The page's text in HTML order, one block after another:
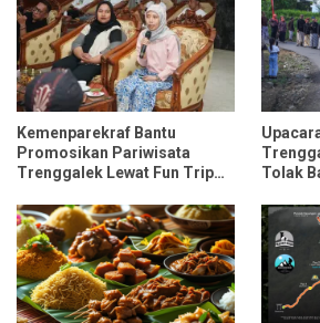
Kemenparekraf Bantu
Promosikan Pariwisata
Trenggalek Lewat Fun Trip
Media Nasional
Tolak